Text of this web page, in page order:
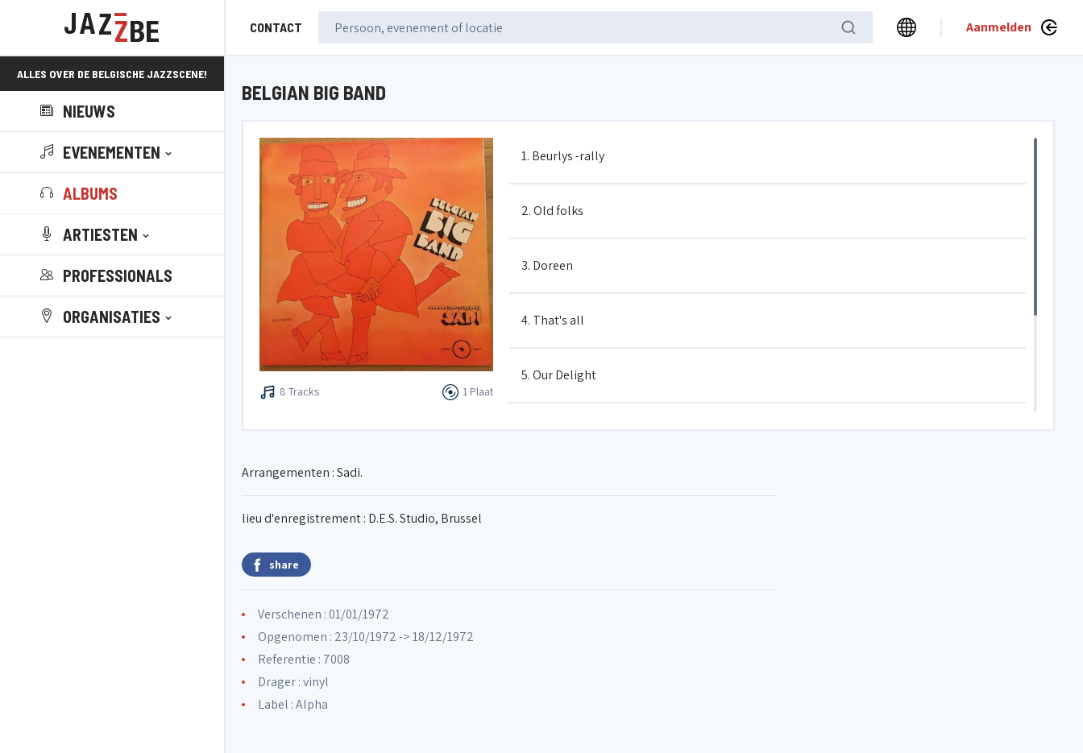
CONTACT Aanmelden
ALLES OVER DE BELGISCHE JAZZSCENE!
NIEUWS
EVENEMENTEN
ALBUMS
ARTIESTEN
PROFESSIONALS
ORGANISATIES
BELGIAN BIG BAND
8 Tracks 1 Plaat
1. Beurlys -rally
2. Old folks
3. Doreen
4. That's all
5. Our Delight
6. Teach me tonight
Arrangementen : Sadi.
lieu d'enregistrement : D.E.S. Studio, Brussel
share
Verschenen : 01/01/1972
Opgenomen : 23/10/1972 -> 18/12/1972
Referentie : 7008
Drager : vinyl
Label :Alpha